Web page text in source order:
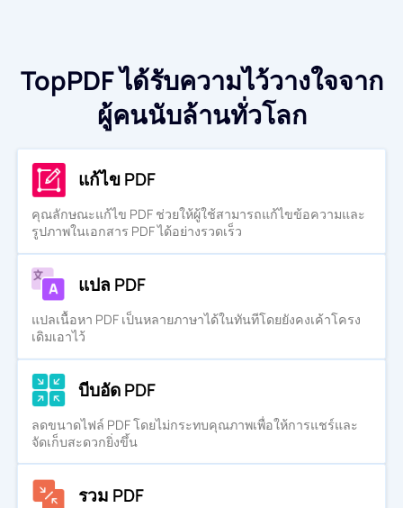
TopPDF ได้รับความไว้วางใจจาก
ผู้คนนับล้านทั่วโลก
แก้ไข PDF
คุณลักษณะแก้ไข PDF ช่วยให้ผู้ใช้สามารถแก้ไขข้อความและ
รูปภาพในเอกสาร PDF ได้อย่างรวดเร็ว
แปล PDF
แปลเนื้อหา PDF เป็นหลายภาษาได้ในทันทีโดยยังคงเค้าโครง
เดิมเอาไว้
บีบอัด PDF
ลดขนาดไฟล์ PDF โดยไม่กระทบคุณภาพเพื่อให้การแชร์และ
จัดเก็บสะดวกยิ่งขึ้น
รวม PDF